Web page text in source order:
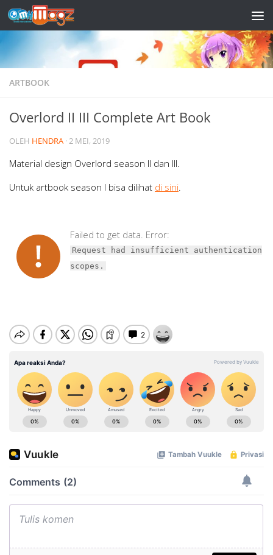
Skip to content
ARTBOOK
Overlord II III Complete Art Book
OLEH HENDRA ·2 MEI, 2019
Material design Overlord season II dan III.
Untuk artbook season I bisa dilihat di sini
Failed to get data. Error:
Request had insufficient authentication
scopes.